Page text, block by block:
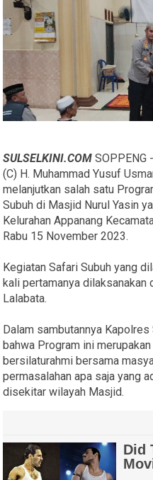
SULSELKINI.COM SOPPENG
(C) H. Muhammad Yusuf
melanjutkan salah satu
Subuh di Masjid Nurul Yasin
Kelurahan Appanang
Rabu 15 November 2023.
Kegiatan Safari Subuh yang
kali pertamanya dilaksanakan
Lalabata.
Dalam sambutannya
bahwa Program ini
bersilaturahmi bersama
permasalahan apa saja yang
disekitar wilayah Masjid.